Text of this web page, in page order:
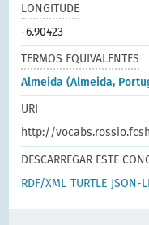
LONGITUDE
-6.90423
TERMOS EQUIVALENTES
Almeida (Almeida,
URI
http://
DESCARREGAR ESTE
RDF/XML TURTLE JSON-